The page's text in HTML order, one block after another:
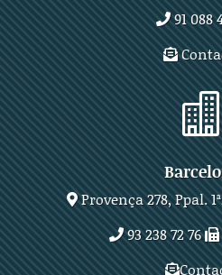
91 088
Provença 278, Ppal.
93 238 72 76